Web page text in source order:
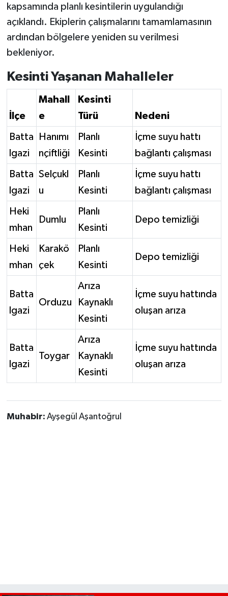
kapsamında planlı kesintilerin uygulandığı
açıklandı. Ekiplerin çalışmalarını tamamlamasının
ardından bölgelere yeniden su verilmesi
bekleniyor.
Kesinti Yaşanan Mahalleler
İlçe
Mahall
e
Kesinti
Türü
Nedeni
Batta
lgazi
Hanımı
nçiftliği
Planlı
Kesinti
İçme suyu hattı
bağlantı çalışması
Batta
lgazi
Selçukl
u
Planlı
Kesinti
İçme suyu hattı
bağlantı çalışması
Heki
mhan
Dumlu
Planlı
Kesinti
Depo temizliği
Heki
mhan
Karakö
çek
Planlı
Kesinti
Depo temizliği
Batta
lgazi
Orduzu
Arıza
Kaynaklı
Kesinti
İçme suyu hattında
oluşan arıza
Batta
lgazi
Toygar
Arıza
Kaynaklı
Kesinti
İçme suyu hattında
oluşan arıza
Muhabir: Ayşegül Aşantoğrul